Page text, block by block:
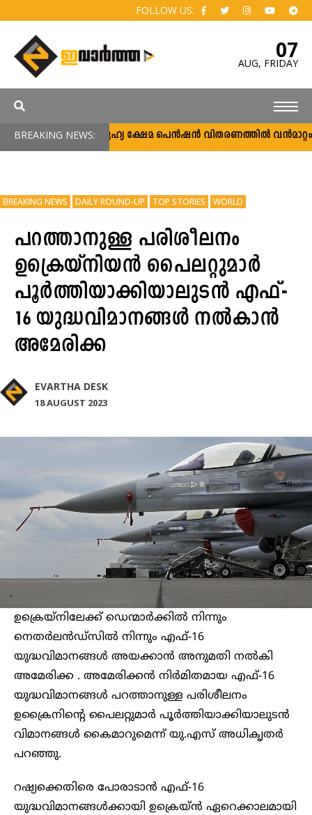
FOLLOW US:
07
AUG, FRIDAY
BREAKING NEWS:സാമൂഹ്യ ക്ഷേമ പെൻഷൻ വിതരണത്തിൽ വൻമാറ്റം;
BREAKING NEWS DAILY ROUND-UP TOP STORIES WORLD
പറത്താനുള്ള പരിശീലനം
ഉക്രെയ്‌നിയന്‍ പൈലറ്റുമാര്‍
പൂര്‍ത്തിയാക്കിയാലുടന്‍ എഫ്-
16 യുദ്ധവിമാനങ്ങൾ നൽകാൻ
അമേരിക്ക
EVARTHA DESK
18 AUGUST 2023
ഉക്രെയ്‌നിലേക്ക് ഡെന്മാര്‍ക്കില്‍ നിന്നും
നെതര്‍ലന്‍ഡ്‌സില്‍ നിന്നും എഫ്-16
യുദ്ധവിമാനങ്ങള്‍ അയക്കാന്‍ അനുമതി നല്‍കി
അമേരിക്ക . അമേരിക്കന്‍ നിര്‍മിതമായ എഫ്-16
യുദ്ധവിമാനങ്ങള്‍ പറത്താനുള്ള പരിശീലനം
ഉക്രൈനിന്റെ പൈലറ്റുമാര്‍ പൂര്‍ത്തിയാക്കിയാലുടന്‍
വിമാനങ്ങള്‍ കൈമാറുമെന്ന് യു.എസ് അധികൃതര്‍
പറഞ്ഞു.
റഷ്യക്കെതിരെ പോരാടാന്‍ എഫ്-16
യുദ്ധവിമാനങ്ങള്‍ക്കായി ഉക്രെയ്ന്‍ ഏറെക്കാലമായി